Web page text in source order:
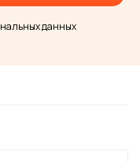
данных